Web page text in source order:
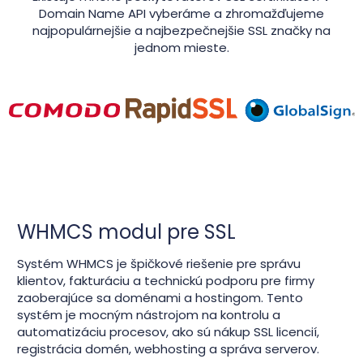
Domain Name API vyberáme a zhromažďujeme
najpopulárnejšie a najbezpečnejšie SSL značky na
jednom mieste.
WHMCS modul pre SSL
Systém WHMCS je špičkové riešenie pre správu
klientov, fakturáciu a technickú podporu pre firmy
zaoberajúce sa doménami a hostingom. Tento
systém je mocným nástrojom na kontrolu a
automatizáciu procesov, ako sú nákup SSL licencií,
registrácia domén, webhosting a správa serverov.